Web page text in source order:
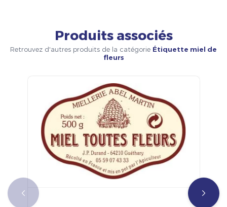
Produits associés
Retrouvez d'autres produits de la catégorie Étiquette miel de
fleurs